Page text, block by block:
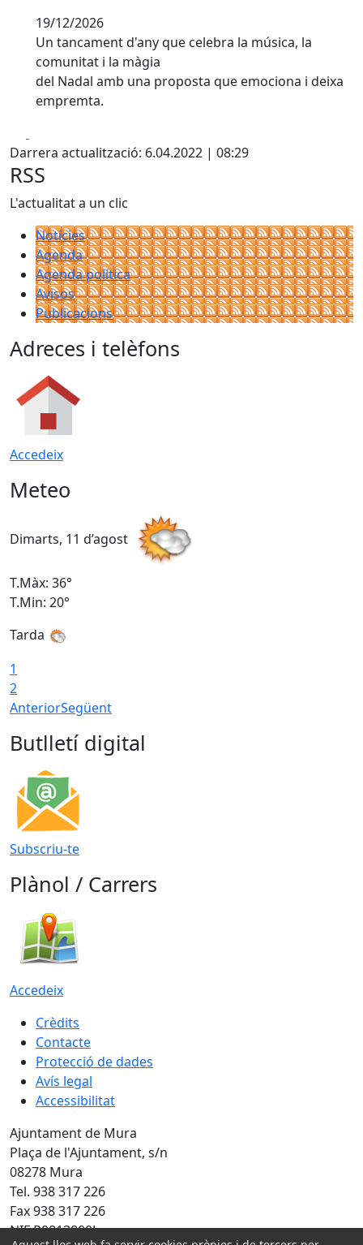
19/12/2026
Un tancament d'any que celebra la música, la
comunitat i la màgia
del Nadal amb una proposta que emociona i deixa
empremta.
Darrera actualització: 6.04.2022 | 08:29
RSS
L'actualitat a un clic
Notícies
Agenda
Agenda política
Avisos
Publicacions
Adreces i telèfons
Accedeix
Meteo
Dimarts, 11 d’agost
T.Màx: 36°
T.Min: 20°
Tarda
1
2
AnteriorSegüent
Butlletí digital
Subscriu-te
Plànol / Carrers
Accedeix
Crèdits
Contacte
Protecció de dades
Avís legal
Accessibilitat
Ajuntament de Mura
Plaça de l'Ajuntament, s/n
08278 Mura
Tel. 938 317 226
Fax 938 317 226
NIF P0813800J